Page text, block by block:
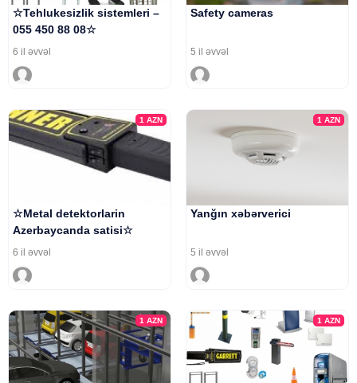
☆Tehlukesizlik sistemleri –
055 450 88 08☆
6 il əvvəl
Safety cameras
5 il əvvəl
1AZN
☆Metal detektorlarin
Azerbaycanda satisi☆
6 il əvvəl
1 AZN
Yanğın xəbərverici
5 il əvvəl
1AZN 1 AZN